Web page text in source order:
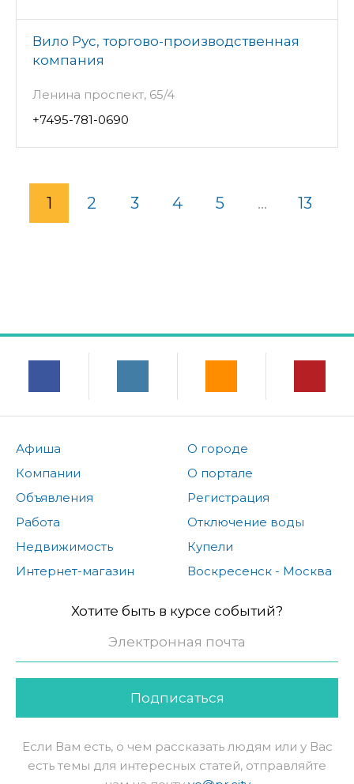
Вило Рус, торгово-производственная
компания
Ленина проспект, 65/4
+7495-781-0690
1 2 3 4 5 ... 13
Афиша
Компании
Объявления
Работа
Недвижимость
Интернет-магазин
О городе
О портале
Регистрация
Отключение воды
Купели
Воскресенск - Москва
Хотите быть в курсе событий?
Подписаться
Если Вам есть, о чем рассказать людям или у Вас
есть темы для интересных статей, отправляйте